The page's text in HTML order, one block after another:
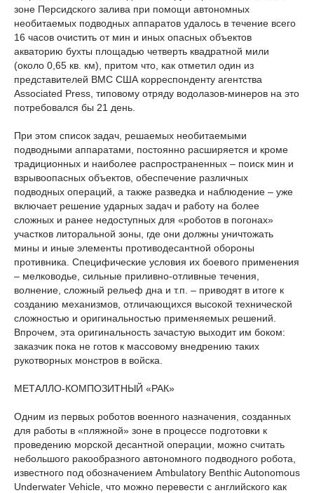
зоне Персидского залива при помощи автономных
необитаемых подводных аппаратов удалось в течение всего
16 часов очистить от мин и иных опасных объектов
акваторию бухты площадью четверть квадратной мили
(около 0,65 кв. км), притом что, как отметил один из
представителей ВМС США корреспонденту агентства
Associated Press, типовому отряду водолазов-минеров на это
потребовался бы 21 день.
При этом список задач, решаемых необитаемыми
подводными аппаратами, постоянно расширяется и кроме
традиционных и наиболее распространенных – поиск мин и
взрывоопасных объектов, обеспечение различных
подводных операций, а также разведка и наблюдение – уже
включает решение ударных задач и работу на более
сложных и ранее недоступных для «роботов в погонах»
участков литоральной зоны, где они должны уничтожать
мины и иные элементы противодесантной обороны
противника. Специфические условия их боевого применения
– мелководье, сильные приливно-отливные течения,
волнение, сложный рельеф дна и т.п. – приводят в итоге к
созданию механизмов, отличающихся высокой технической
сложностью и оригинальностью применяемых решений.
Впрочем, эта оригинальность зачастую выходит им боком:
заказчик пока не готов к массовому внедрению таких
рукотворных монстров в войска.
МЕТАЛЛО-КОМПОЗИТНЫЙ «РАК»
Одним из первых роботов военного назначения, созданных
для работы в «пляжной» зоне в процессе подготовки к
проведению морской десантной операции, можно считать
небольшого ракообразного автономного подводного робота,
известного под обозначением Ambulatory Benthic Autonomous
Underwater Vehicle, что можно перевести с английского как